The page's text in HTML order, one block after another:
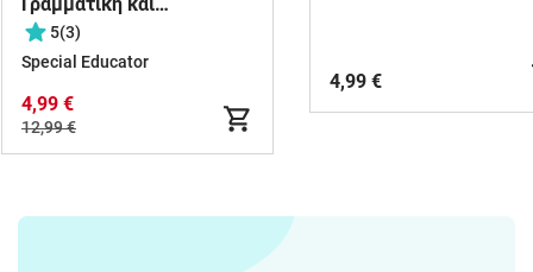
Συντακτικό όλων των
ενοτήτων
5(3)
Special Educator
4,99 €
12,99 €
4,99 €